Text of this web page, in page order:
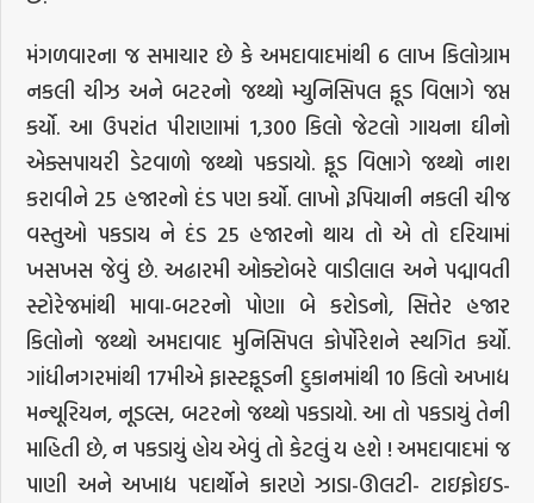
મંગળવારના જ સમાચાર છે કે અમદાવાદમાંથી 6 લાખ કિલોગ્રામ
નકલી ચીઝ અને બટરનો જથ્થો મ્યુનિસિપલ ફૂડ વિભાગે જપ્ત
કર્યો. આ ઉપરાંત પીરાણામાં 1,300 કિલો જેટલો ગાયના ઘીનો
એક્સપાયરી ડેટવાળો જથ્થો પકડાયો. ફૂડ વિભાગે જથ્થો નાશ
કરાવીને 25 હજારનો દંડ પણ કર્યો. લાખો રૂપિયાની નકલી ચીજ
વસ્તુઓ પકડાય ને દંડ 25 હજારનો થાય તો એ તો દરિયામાં
ખસખસ જેવું છે. અઢારમી ઓક્ટોબરે વાડીલાલ અને પદ્માવતી
સ્ટોરેજમાંથી માવા-બટરનો પોણા બે કરોડનો, સિત્તેર હજાર
કિલોનો જથ્થો અમદાવાદ મુનિસિપલ કોર્પોરેશને સ્થગિત કર્યો.
ગાંધીનગરમાંથી 17મીએ ફાસ્ટફૂડની દુકાનમાંથી 10 કિલો અખાદ્ય
મન્ચૂરિયન, નૂડલ્સ, બટરનો જથ્થો પકડાયો. આ તો પકડાયું તેની
માહિતી છે, ન પકડાયું હોય એવું તો કેટલું ય હશે ! અમદાવાદમાં જ
પાણી અને અખાદ્ય પદાર્થોને કારણે ઝાડા-ઊલટી- ટાઇફોઇડ-